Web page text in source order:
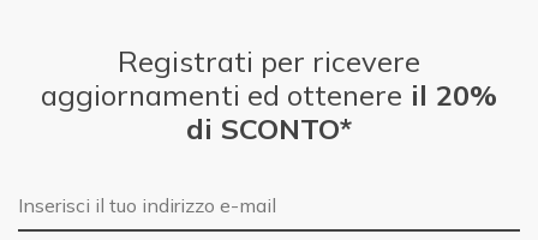
Registrati per ricevere
aggiornamenti ed ottenere il 20%
di SCONTO*
E-mail